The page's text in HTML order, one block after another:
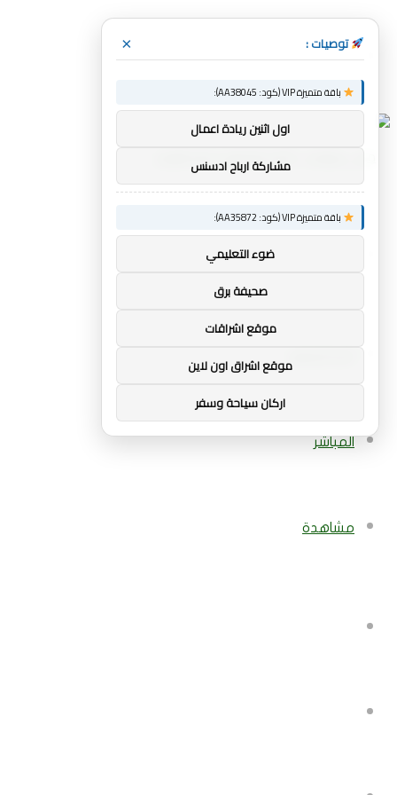
القائمة
المباشر
مشاهدة
توصيات : ×
باقة متميزة VIP (كود: AA38045):
اول اثنين ريادة اعمال
مشاركة ارباح ادسنس
باقة متميزة VIP (كود: AA35872):
ضوء التعليمي
صحيفة برق
موقع اشراقات
موقع اشراق اون لاين
اركان سياحة وسفر